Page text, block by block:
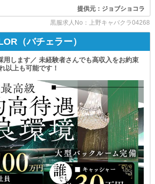
のは不安…」
みませんか？
で
ていただけます。
全額日払いに対応！
ちに
◎
らではの
さんです！
リの天職をスタートしよう！
－－－－－－－－－
知名度も高い優良店！～…
ップクラスの有名店。
多く
いつも賑わっています。
お店を探している」
の職場で頑張りたい」
応募ください！
たい方にピッタリの環境です。
をGETできます！～…
ープだからこそ
ば
提供元：ジョブショコラ
黒服求人No：上野キャバクラ04268
（バチェラー）
用します／ 未経験者さんでも高収入をお約束
以上も可能です！